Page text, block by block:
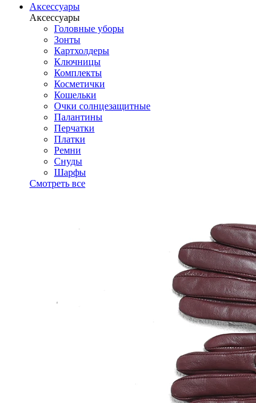
Аксессуары
Аксессуары
Головные уборы
Зонты
Картхолдеры
Ключницы
Комплекты
Косметички
Кошельки
Очки солнцезащитные
Палантины
Перчатки
Платки
Ремни
Снуды
Шарфы
Смотреть все